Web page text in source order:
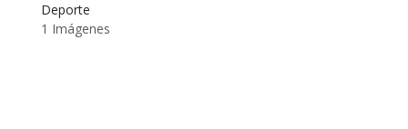
Deporte
1 Imágenes